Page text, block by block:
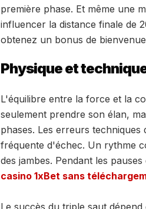
première phase. Et même une
influencer la distance finale de
obtenez un bonus de
Physique et
L'équilibre entre la force et la
seulement prendre son élan,
phases. Les erreurs
fréquente d'échec. Un rythme
des jambes. Pendant les
casino 1xBet sans
Le succès du triple saut